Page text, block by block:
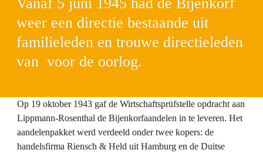
weer een directie bestaande uit
familieleden en trouwe directieleden
van  voor de oorlog.
Op 19 oktober 1943 gaf de Wirtschaftsprüfstelle opdracht aan
Lippmann-Rosenthal de Bijenkorfaandelen in te leveren. Het
aandelenpakket werd verdeeld onder twee kopers: de
handelsfirma Riensch & Held uit Hamburg en de Duitse